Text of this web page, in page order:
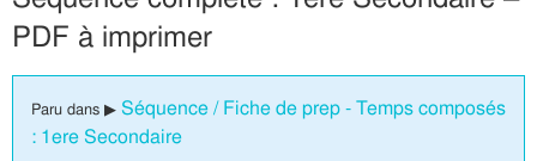
PDF à imprimer
Paru dans ▶ Séquence / Fiche de prep - Temps composés
: 1ere Secondaire